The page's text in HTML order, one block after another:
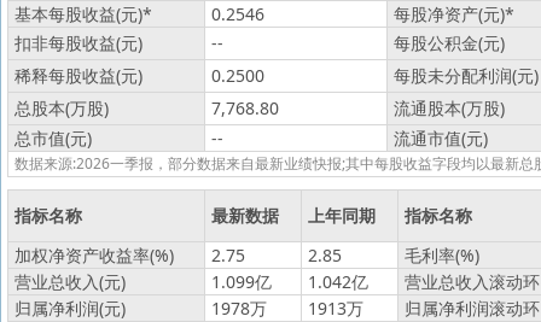
基本每股收益(元)* 0.2546 每股净资产(元)*
扣非每股收益(元)
--
每股公积金(元)
稀释每股收益(元)
0.2500
每股未分配利润(元)
总股本(万股)
7,768.80
流通股本(万股)
总市值(元)
-- 流通市值(元)
数据来源:2026一季报，部分数据来自最新业绩快报;其中每股收益字段均以最新
指标名称 最新数据 上年同期
指标名称
加权净资产收益率(%)
2.75 2.85
毛利率(%)
营业总收入(元)
1.099亿 1.042亿
营业总收入滚动
归属净利润(元)
1978万 1913万
归属净利润滚动